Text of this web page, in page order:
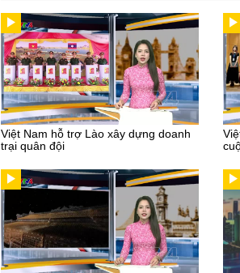
Việt Nam hỗ trợ Lào xây dựng doanh
trại quân đội